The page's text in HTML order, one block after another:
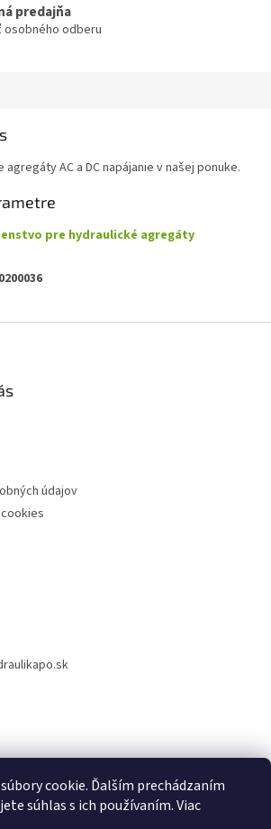
cookie. Ďalším prechádzaním
súhlas s ich používaním. Viac
predajňa
odberu
agregáty AC a DC napájanie v našej ponuke.
pre hydraulické agregáty
údajov